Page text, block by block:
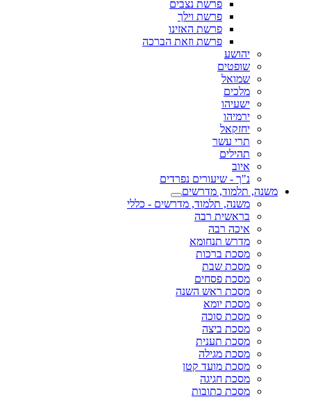
פרשת נצבים
פרשת וילך
פרשת האזינו
פרשת וזאת הברכה
יהושע
שופטים
שמואל
מלכים
ישעיהו
ירמיהו
יחזקאל
תרי עשר
תהילים
איוב
נ"ך - שיעורים נפרדים
משנה, תלמוד, מדרשים
משנה, תלמוד, מדרשים - כללי
בראשית רבה
איכה רבה
מדרש תנחומא
מסכת ברכות
מסכת שבת
מסכת פסחים
מסכת ראש השנה
מסכת יומא
מסכת סוכה
מסכת ביצה
מסכת תענית
מסכת מגילה
מסכת מועד קטן
מסכת חגיגה
מסכת כתובות